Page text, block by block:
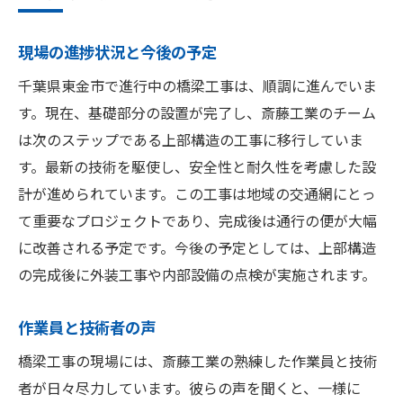
現場の進捗状況と今後の予定
千葉県東金市で進行中の橋梁工事は、順調に進んでいま
す。現在、基礎部分の設置が完了し、斎藤工業のチーム
は次のステップである上部構造の工事に移行していま
す。最新の技術を駆使し、安全性と耐久性を考慮した設
計が進められています。この工事は地域の交通網にとっ
て重要なプロジェクトであり、完成後は通行の便が大幅
に改善される予定です。今後の予定としては、上部構造
の完成後に外装工事や内部設備の点検が実施されます。
作業員と技術者の声
橋梁工事の現場には、斎藤工業の熟練した作業員と技術
者が日々尽力しています。彼らの声を聞くと、一様に